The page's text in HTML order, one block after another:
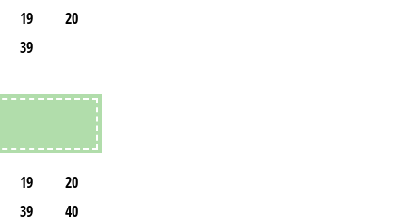
19
20
39
19
20
39
40